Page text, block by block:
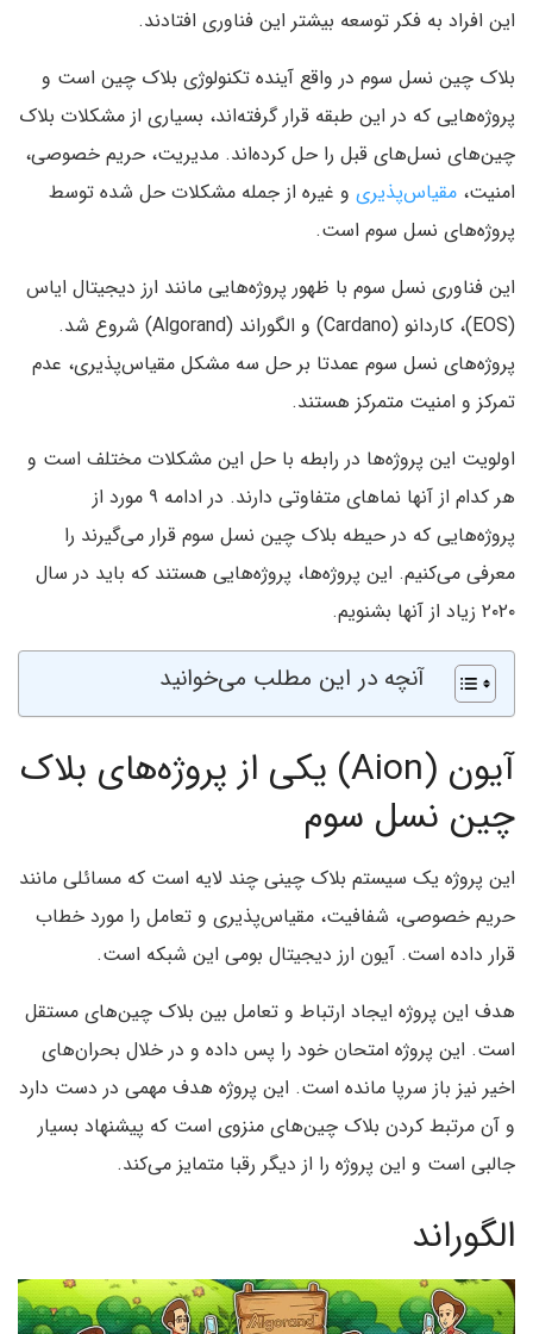
این افراد به فکر توسعه بیشتر این فناوری افتادند.
بلاک چین نسل سوم در واقع آینده تکنولوژی بلاک چین است و
پروژه‌هایی که در این طبقه قرار گرفته‌اند، بسیاری از مشکلات بلاک
چین‌های نسل‌های قبل را حل کرده‌اند. مدیریت، حریم خصوصی،
امنیت، مقیاس‌پذیری و غیره از جمله مشکلات حل شده توسط
پروژه‌های نسل سوم است.
این فناوری نسل سوم با ظهور پروژه‌هایی مانند ارز دیجیتال ایاس
(EOS)، کاردانو (Cardano) و الگوراند (Algorand) شروع شد.
پروژه‌های نسل سوم عمدتا بر حل سه مشکل مقیاس‌پذیری، عدم
تمرکز و امنیت متمرکز هستند.
اولویت این پروژه‌ها در رابطه با حل این مشکلات مختلف است و
هر کدام از آنها نما‌های متفاوتی دارند. در ادامه ۹ مورد از
پروژه‌هایی که در حیطه بلاک چین نسل سوم قرار می‌گیرند را
معرفی می‌کنیم. این پروژه‌ها، پروژه‌هایی هستند که باید در سال
۲۰۲۰ زیاد از آنها بشنویم.
آنچه در این مطلب می‌خوانید
آیون (Aion) یکی از پروژه‌های بلاک
چین نسل سوم
این پروژه یک سیستم بلاک چینی چند لایه است که مسائلی مانند
حریم خصوصی، شفافیت، مقیاس‌پذیری و تعامل را مورد خطاب
قرار داده است. آیون ارز دیجیتال بومی این شبکه است.
هدف این پروژه ایجاد ارتباط و تعامل بین بلاک چین‌های مستقل
است. این پروژه امتحان خود را پس داده و در خلال بحران‌های
اخیر نیز باز سرپا مانده است. این پروژه هدف مهمی در دست دارد
و آن مرتبط کردن بلاک چین‌های منزوی است که پیشنهاد بسیار
جالبی است و این پروژه را از دیگر رقبا متمایز می‌کند.
الگوراند